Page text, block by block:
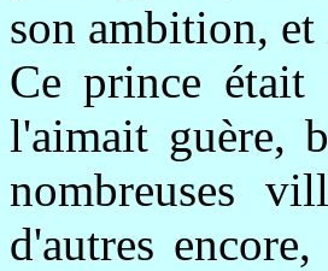
son ambition,
Ce prince était
l'aimait guère,
nombreuses
d'autres